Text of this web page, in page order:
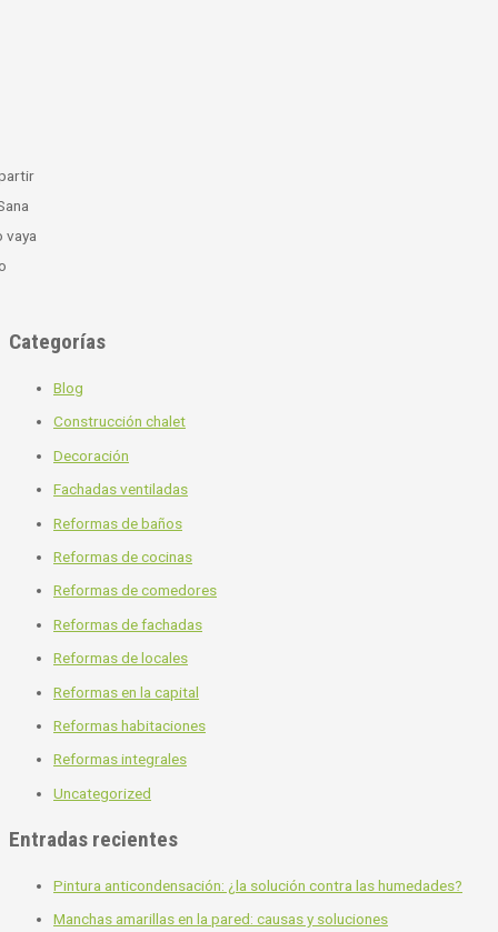
Categorías
Blog
Construcción chalet
Decoración
Fachadas ventiladas
Reformas de baños
Reformas de cocinas
Reformas de comedores
Reformas de fachadas
Reformas de locales
Reformas en la capital
Reformas habitaciones
Reformas integrales
Uncategorized
Entradas recientes
Pintura anticondensación: ¿la solución contra las humedades?
Manchas amarillas en la pared: causas y soluciones